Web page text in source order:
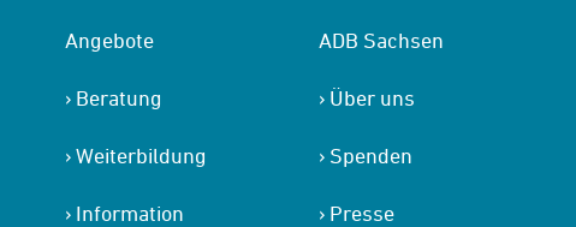
Angebote
Beratung
Weiterbildung
Information
ADB Sachsen
Über uns
Spenden
Presse